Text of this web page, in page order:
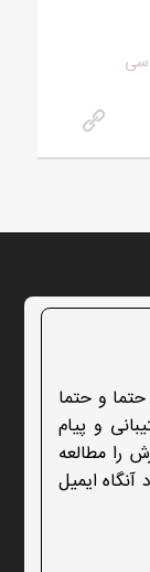
حتما و حتما
و پیام
را مطالعه
ایمیل